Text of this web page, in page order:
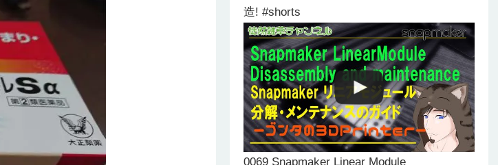
造! #shorts
0069 Snapmaker Linear Module